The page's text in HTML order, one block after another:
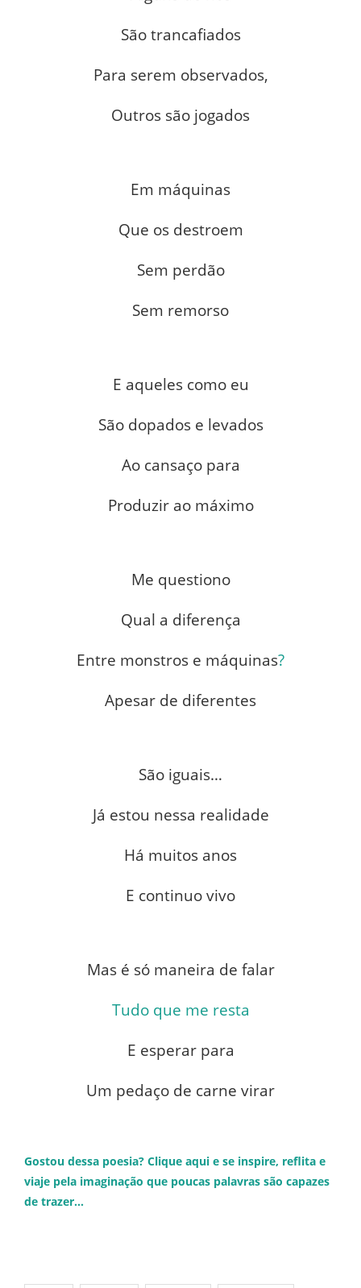
São trancafiados
Para serem observados,
Outros são jogados
Em máquinas
Que os destroem
Sem perdão
Sem remorso
E aqueles como eu
São dopados e levados
Ao cansaço para
Produzir ao máximo
Me questiono
Qual a diferença
Entre monstros e máquinas?
Apesar de diferentes
São iguais…
Já estou nessa realidade
Há muitos anos
E continuo vivo
Mas é só maneira de falar
Tudo que me resta
E esperar para
Um pedaço de carne virar
Gostou dessa poesia? Clique aqui e se inspire, reflita e
viaje pela imaginação que poucas palavras são capazes
de trazer…